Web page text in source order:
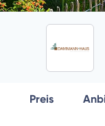
Preis